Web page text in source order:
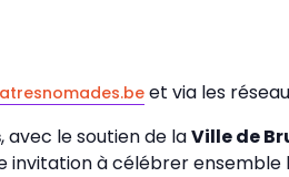
et via les
, avec le soutien de laVille de
invitation à célébrer